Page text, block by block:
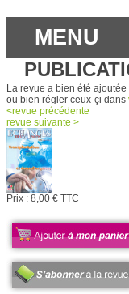
MENU
La revue a bien été
ou bien régler ceux-çi dans
<revue précédente
revue suivante >
Prix : 8,00 € TTC